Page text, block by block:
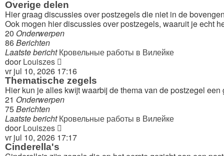
bericht
Overige delen
Hier graag discussies over postzegels die niet in de
Ook mogen hier discussies over postzegels, waaruit je echt
20 Onderwerpen
86Berichten
Laatste bericht Кровельные работы в Вилейке
doorLouiszes
laatste
bericht
vr jul 10, 2026 17:16
Thematische zegels
Hier kun je alles kwijt waarbij de thema van de postzegel
21 Onderwerpen
75Berichten
Laatste bericht Кровельные работы в Вилейке
doorLouiszes
laatste
vr jul 10, 2026 17:17
Cinderella's